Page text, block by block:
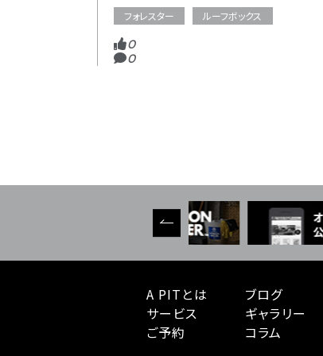
フォレスター ルーフボックス
0
0
A PITとは
サービス
ご予約
ブログ
ギャラリー
コラム